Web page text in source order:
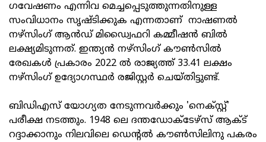
ഗവേഷണം എന്നിവ മെച്ചപ്പെടുത്തുന്നതിനുള്ള
സംവിധാനം സൃഷ്ടിക്കുക എന്നതാണ് നാഷണല്‍
നഴ്സിംഗ് ആന്‍ഡ് മിഡ്വൈഫറി കമ്മീഷന്‍ ബില്‍
ലക്ഷ്യമിടുന്നത്. ഇന്ത്യന്‍ നഴ്സിംഗ് കൗണ്‍സില്‍
രേഖകള്‍ പ്രകാരം 2022 ല്‍ രാജ്യത്ത് 33.41 ലക്ഷം
നഴ്സിംഗ് ഉദ്യോഗസ്ഥര്‍ രജിസ്റ്റര്‍ ചെയ്തിട്ടുണ്ട്.
ബിഡിഎസ് യോഗ്യത നേടുന്നവര്‍ക്കും 'നെക്‌സ്റ്റ്'
പരീക്ഷ നടത്തും. 1948 ലെ ദന്തഡോക്ടേഴ്സ് ആക്ട്
റദ്ദാക്കാനും നിലവിലെ ഡെന്റല്‍ കൗണ്‍സിലിനു പകരം